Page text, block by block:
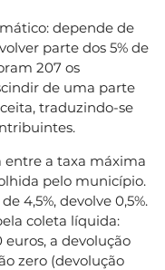
depende de
parte dos 5% de
207 os
de uma parte
traduzindo-se
entre a taxa máxima
pelo município.
4,5%, devolve 0,5%.
coleta líquida:
a devolução
zero (devolução